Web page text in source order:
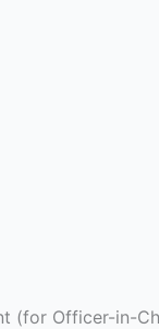
(for Officer-in-